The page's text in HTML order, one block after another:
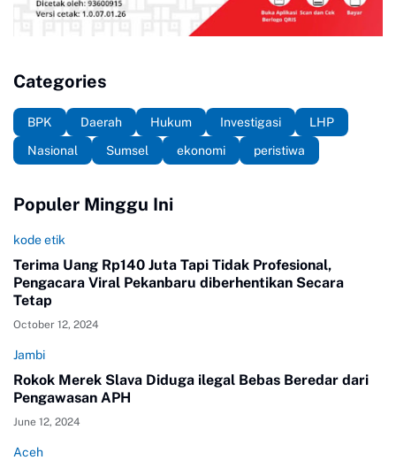
Categories
BPK Daerah Hukum Investigasi
LHP
Nasional
Sumsel ekonomi peristiwa
Populer Minggu Ini
kode etik
Terima Uang Rp140 Juta Tapi Tidak Profesional,
Pengacara Viral Pekanbaru diberhentikan Secara
Tetap
October 12, 2024
Jambi
Rokok Merek Slava Diduga ilegal Bebas Beredar dari
Pengawasan APH
June 12, 2024
Aceh